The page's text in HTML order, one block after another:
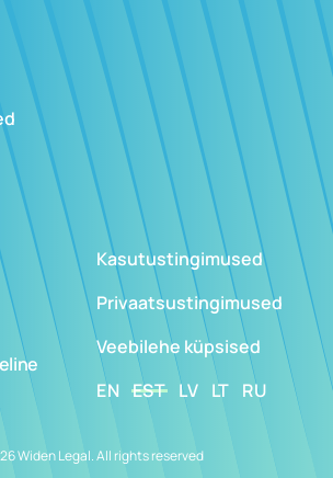
Kasutustingimused
Privaatsustingimused
Veebilehe küpsised
EN EST LV LT RU
Widen Legal. All rights reserved